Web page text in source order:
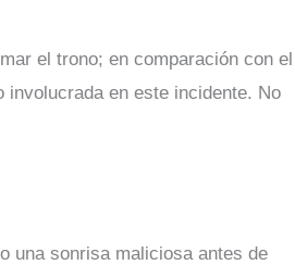
el trono; en comparación con el
involucrada en este incidente. No
una sonrisa maliciosa antes de